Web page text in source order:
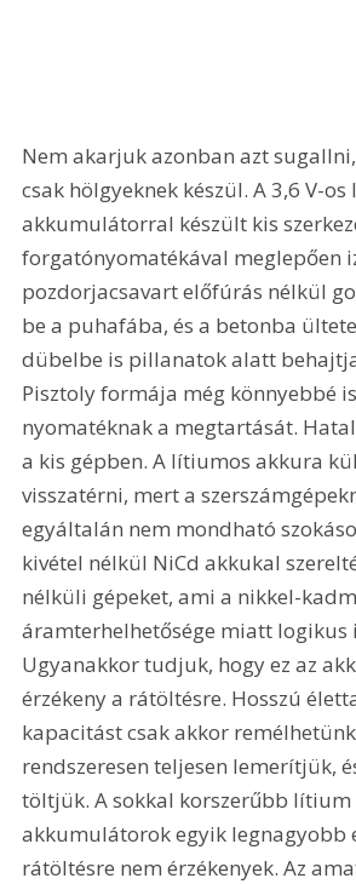
Nem akarjuk azonban azt
csak hölgyeknek készül. A 3,6 V-
akkumulátorral készült kis
forgatónyomatékával meglepően
pozdorjacsavart előfúrás nélkül
be a puhafába, és a betonba
dübelbe is pillanatok alatt
Pisztoly formája még könnyebbé
nyomatéknak a megtartását.
a kis gépben. A lítiumos akkura
visszatérni, mert a
egyáltalán nem mondható
kivétel nélkül NiCd akkukal
nélküli gépeket, ami a nikkel-
áramterhelhetősége miatt logikus
Ugyanakkor tudjuk, hogy ez az
érzékeny a rátöltésre. Hosszú
kapacitást csak akkor
rendszeresen teljesen lemerítjük,
töltjük. A sokkal korszerűbb lítium
akkumulátorok egyik legnagyobb
rátöltésre nem érzékenyek. Az